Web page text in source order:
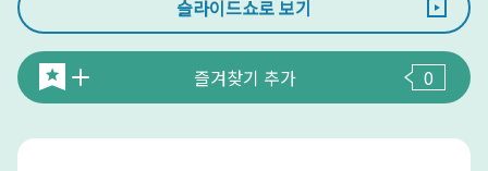
슬라이드쇼로 보기
즐겨찾기 추가 0